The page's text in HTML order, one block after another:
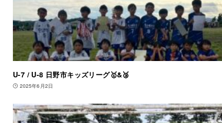
U-7 / U-8 日野市キッズリーグ🥇&🥉
2025年6月2日